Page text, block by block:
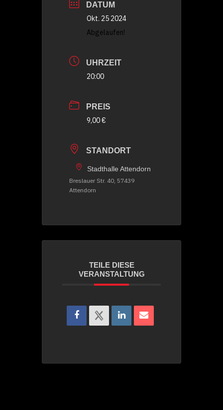
DATUM
Okt. 25 2024
Abgelaufen!
UHRZEIT
20:00
PREIS
9,00 €
STANDORT
Stadthalle Attendorn
Breslauer Str. 40, 57439
Attendorn
TEILE DIESE
VERANSTALTUNG